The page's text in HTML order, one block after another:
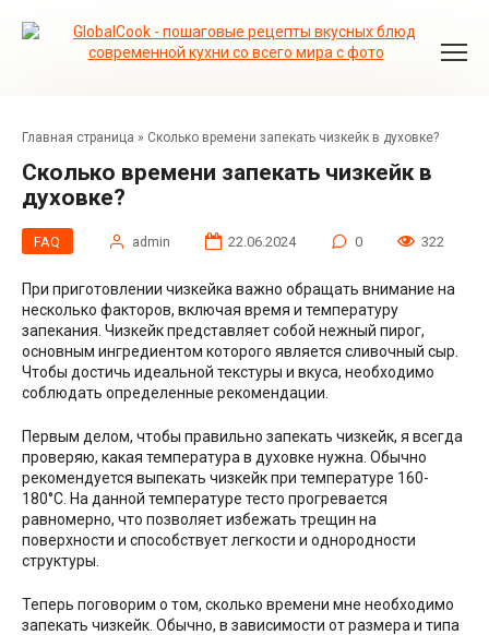
Главная страница » Сколько времени запекать чизкейк в духовке?
Сколько времени запекать чизкейк в
духовке?
FAQ admin 22.06.2024 0 322
При приготовлении чизкейка важно обращать внимание на
несколько факторов, включая время и температуру
запекания. Чизкейк представляет собой нежный пирог,
основным ингредиентом которого является сливочный сыр.
Чтобы достичь идеальной текстуры и вкуса, необходимо
соблюдать определенные рекомендации.
Первым делом, чтобы правильно запекать чизкейк, я всегда
проверяю, какая температура в духовке нужна. Обычно
рекомендуется выпекать чизкейк при температуре 160-
180°С. На данной температуре тесто прогревается
равномерно, что позволяет избежать трещин на
поверхности и способствует легкости и однородности
структуры.
Теперь поговорим о том, сколько времени мне необходимо
запекать чизкейк. Обычно, в зависимости от размера и типа